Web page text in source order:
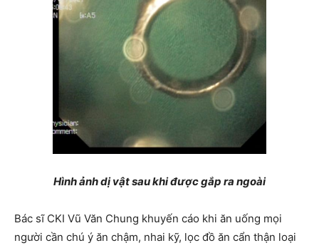
Hình ảnh dị vật sau khi được gắp ra ngoài
Bác sĩ CKI Vũ Văn Chung khuyến cáo khi ăn uống mọi
người cần chú ý ăn chậm, nhai kỹ, lọc đồ ăn cẩn thận loại